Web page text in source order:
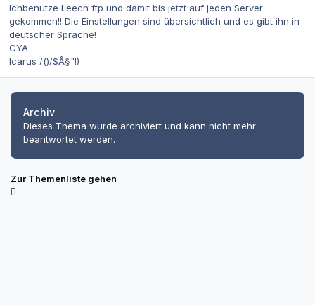
Ichbenutze Leech ftp und damit bis jetzt auf jeden Server
gekommen!! Die Einstellungen sind übersichtlich und es gibt ihn in
deutscher Sprache!
CYA
Icarus /()/$Â§"!)
Archiv
Dieses Thema wurde archiviert und kann nicht mehr
beantwortet werden.
Zur Themenliste gehen